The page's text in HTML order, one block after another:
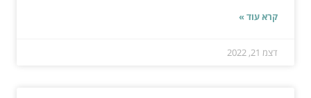
קרא עוד »
דצמ 21, 2022